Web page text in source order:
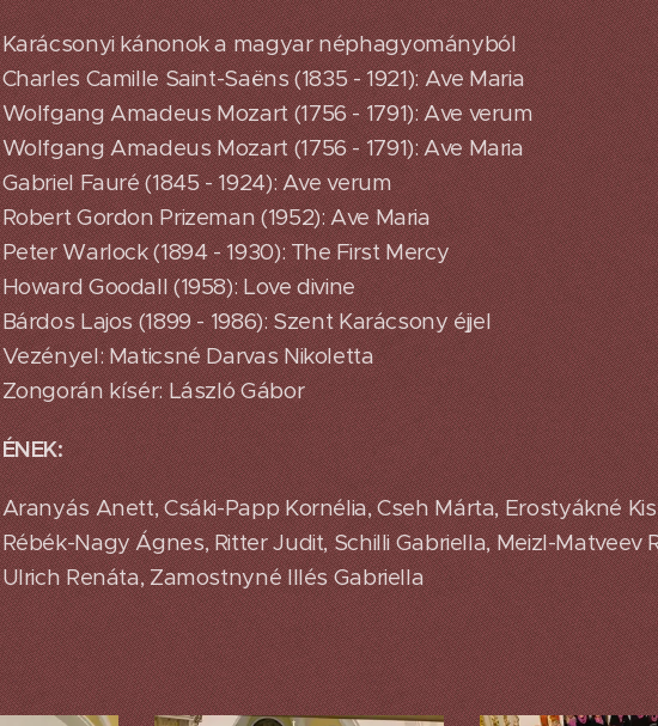
Karácsonyi kánonok a magyar néphagyományból
Charles Camille Saint-Saëns (1835 - 1921): Ave Maria
Wolfgang Amadeus Mozart (1756 - 1791): Ave verum
Wolfgang Amadeus Mozart (1756 - 1791): Ave Maria
Gabriel Fauré (1845 - 1924): Ave verum
Robert Gordon Prizeman (1952): Ave Maria
Peter Warlock (1894 - 1930): The First Mercy
Howard Goodall (1958): Love divine
Bárdos Lajos (1899 - 1986): Szent Karácsony éjjel
Vezényel: Maticsné Darvas Nikoletta
Zongorán kísér: László Gábor
ÉNEK:
Aranyás Anett, Csáki-Papp Kornélia, Cseh Márta, Erostyákné
Rébék-Nagy Ágnes, Ritter Judit, Schilli Gabriella, Meizl-Matveev
Ulrich Renáta, Zamostnyné Illés Gabriella